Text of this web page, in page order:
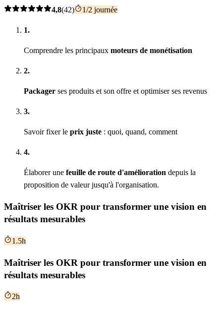
4,8(42) 1/2 journée
1.
Comprendre les principaux moteurs de monétisation
2.
Packager ses produits et son offre et optimiser ses revenus
3.
Savoir fixer le prix juste : quoi, quand, comment
4.
Élaborer une feuille de route d'amélioration depuis la
proposition de valeur jusqu'à l'organisation.
Maîtriser les OKR pour transformer une vision en
résultats mesurables
1.5h
Maîtriser les OKR pour transformer une vision en
résultats mesurables
2h